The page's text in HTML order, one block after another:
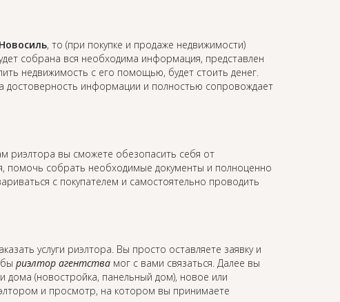
, то (при покупке и продаже недвижимости)
собрана вся необходима информация, представлен
недвижимость с его помощью, будет стоить денег.
достоверность информации и полностью сопровождает
риэлтора вы сможете обезопасить себя от
помочь собрать необходимые документы и полноценно
с покупателем и самостоятельно проводить
услуги риэлтора. Вы просто оставляете заявку и
риэлтор агентствамог с вами связаться. Далее вы
дома (новостройка, панельный дом), новое или
и просмотр, на котором вы принимаете